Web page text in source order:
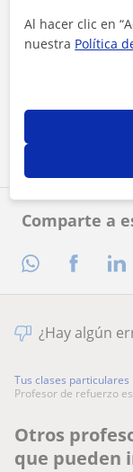
Comparte a
¿Hay algún
Tus clases particulares
profesor de refuerzo
Otros
que pueden
Al hacer clic en
nuestra Política